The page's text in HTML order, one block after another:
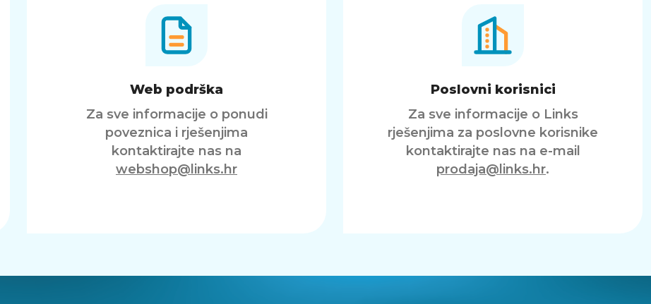
Web podrška
Za sve informacije o ponudi
poveznica i rješenjima
kontaktirajte nas na
webshop@links.hr
Poslovni korisnici
Za sve informacije o Links
rješenjima za poslovne korisnike
kontaktirajte nas na e-mail
prodaja@links.hr.